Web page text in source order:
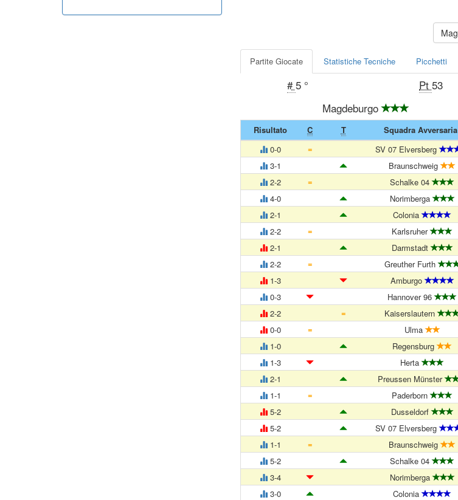
Partite Giocate Statistiche Tecniche Picchetti
#5 ° Pt53
Magdeburgo
Risultato C T
Squadra Avversaria
0-0
=
SV 07 Elversberg
3-1
Braunschweig
2-2
=
Schalke 04
4-0
Norimberga
2-1
Colonia
2-2
=
Karlsruher
2-1
Darmstadt
2-2
=
Greuther Furth
1-3
Amburgo
0-3
Hannover 96
2-2
=
Kaiserslautern
0-0
=
Ulma
1-0
Regensburg
1-3
Herta
2-1
Preussen Münster
1-1
=
Paderborn
5-2
Dusseldorf
5-2
SV 07 Elversberg
1-1
=
Braunschweig
5-2
Schalke 04
3-4
Norimberga
3-0
Colonia